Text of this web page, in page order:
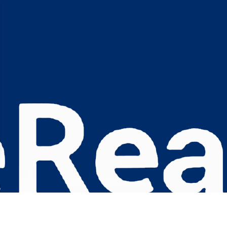
de confidentialité, en garantissant la conformité avec